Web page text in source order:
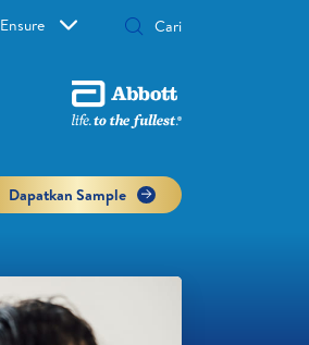
Ensure
Dapatkan Sample